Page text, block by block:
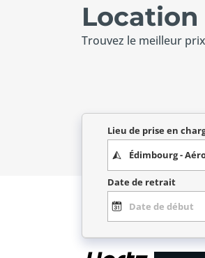
Location
Trouvez le meilleur
Lieu de prise en
Date de retrait